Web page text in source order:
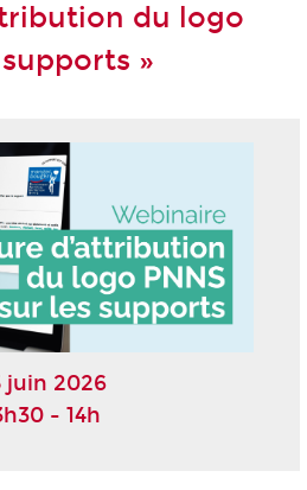
du logo
»
juin 2026
- 14h